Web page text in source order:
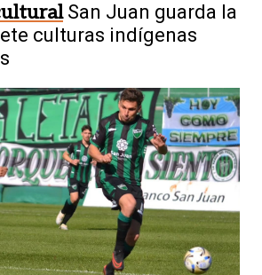
San Juan guarda la
culturas indígenas